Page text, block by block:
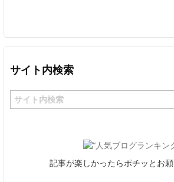
サイト内検索
記事が楽しかったらポチッとお願